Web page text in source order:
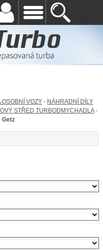
OSOBNÍ VOZY - NÁHRADNÍ DÍLY
STŘED TURBODMYCHADLA-
Getz